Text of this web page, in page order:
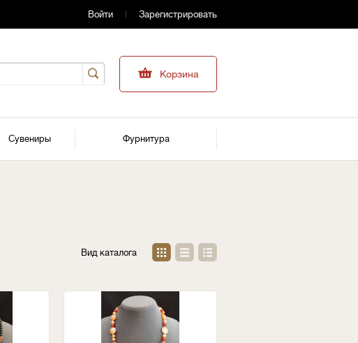
Войти Зарегистрировать
Корзина
Сувениры Фурнитура
Вид каталога